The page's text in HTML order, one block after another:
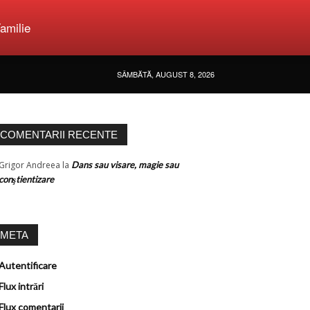
SÂMBĂTĂ, AUGUST 8, 2026
COMENTARII RECENTE
Grigor Andreea la Dans sau visare, magie sau
conştientizare
META
intrări
comentarii